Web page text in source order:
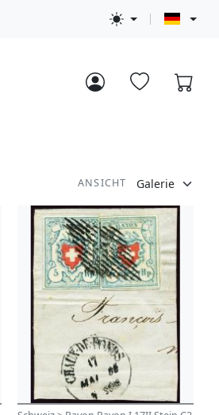
ANSICHT